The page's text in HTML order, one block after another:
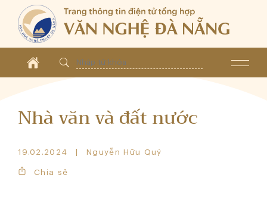
Nhà văn và đất nước
19.02.2024 Nguyễn Hữu Quý
Chia sẻ